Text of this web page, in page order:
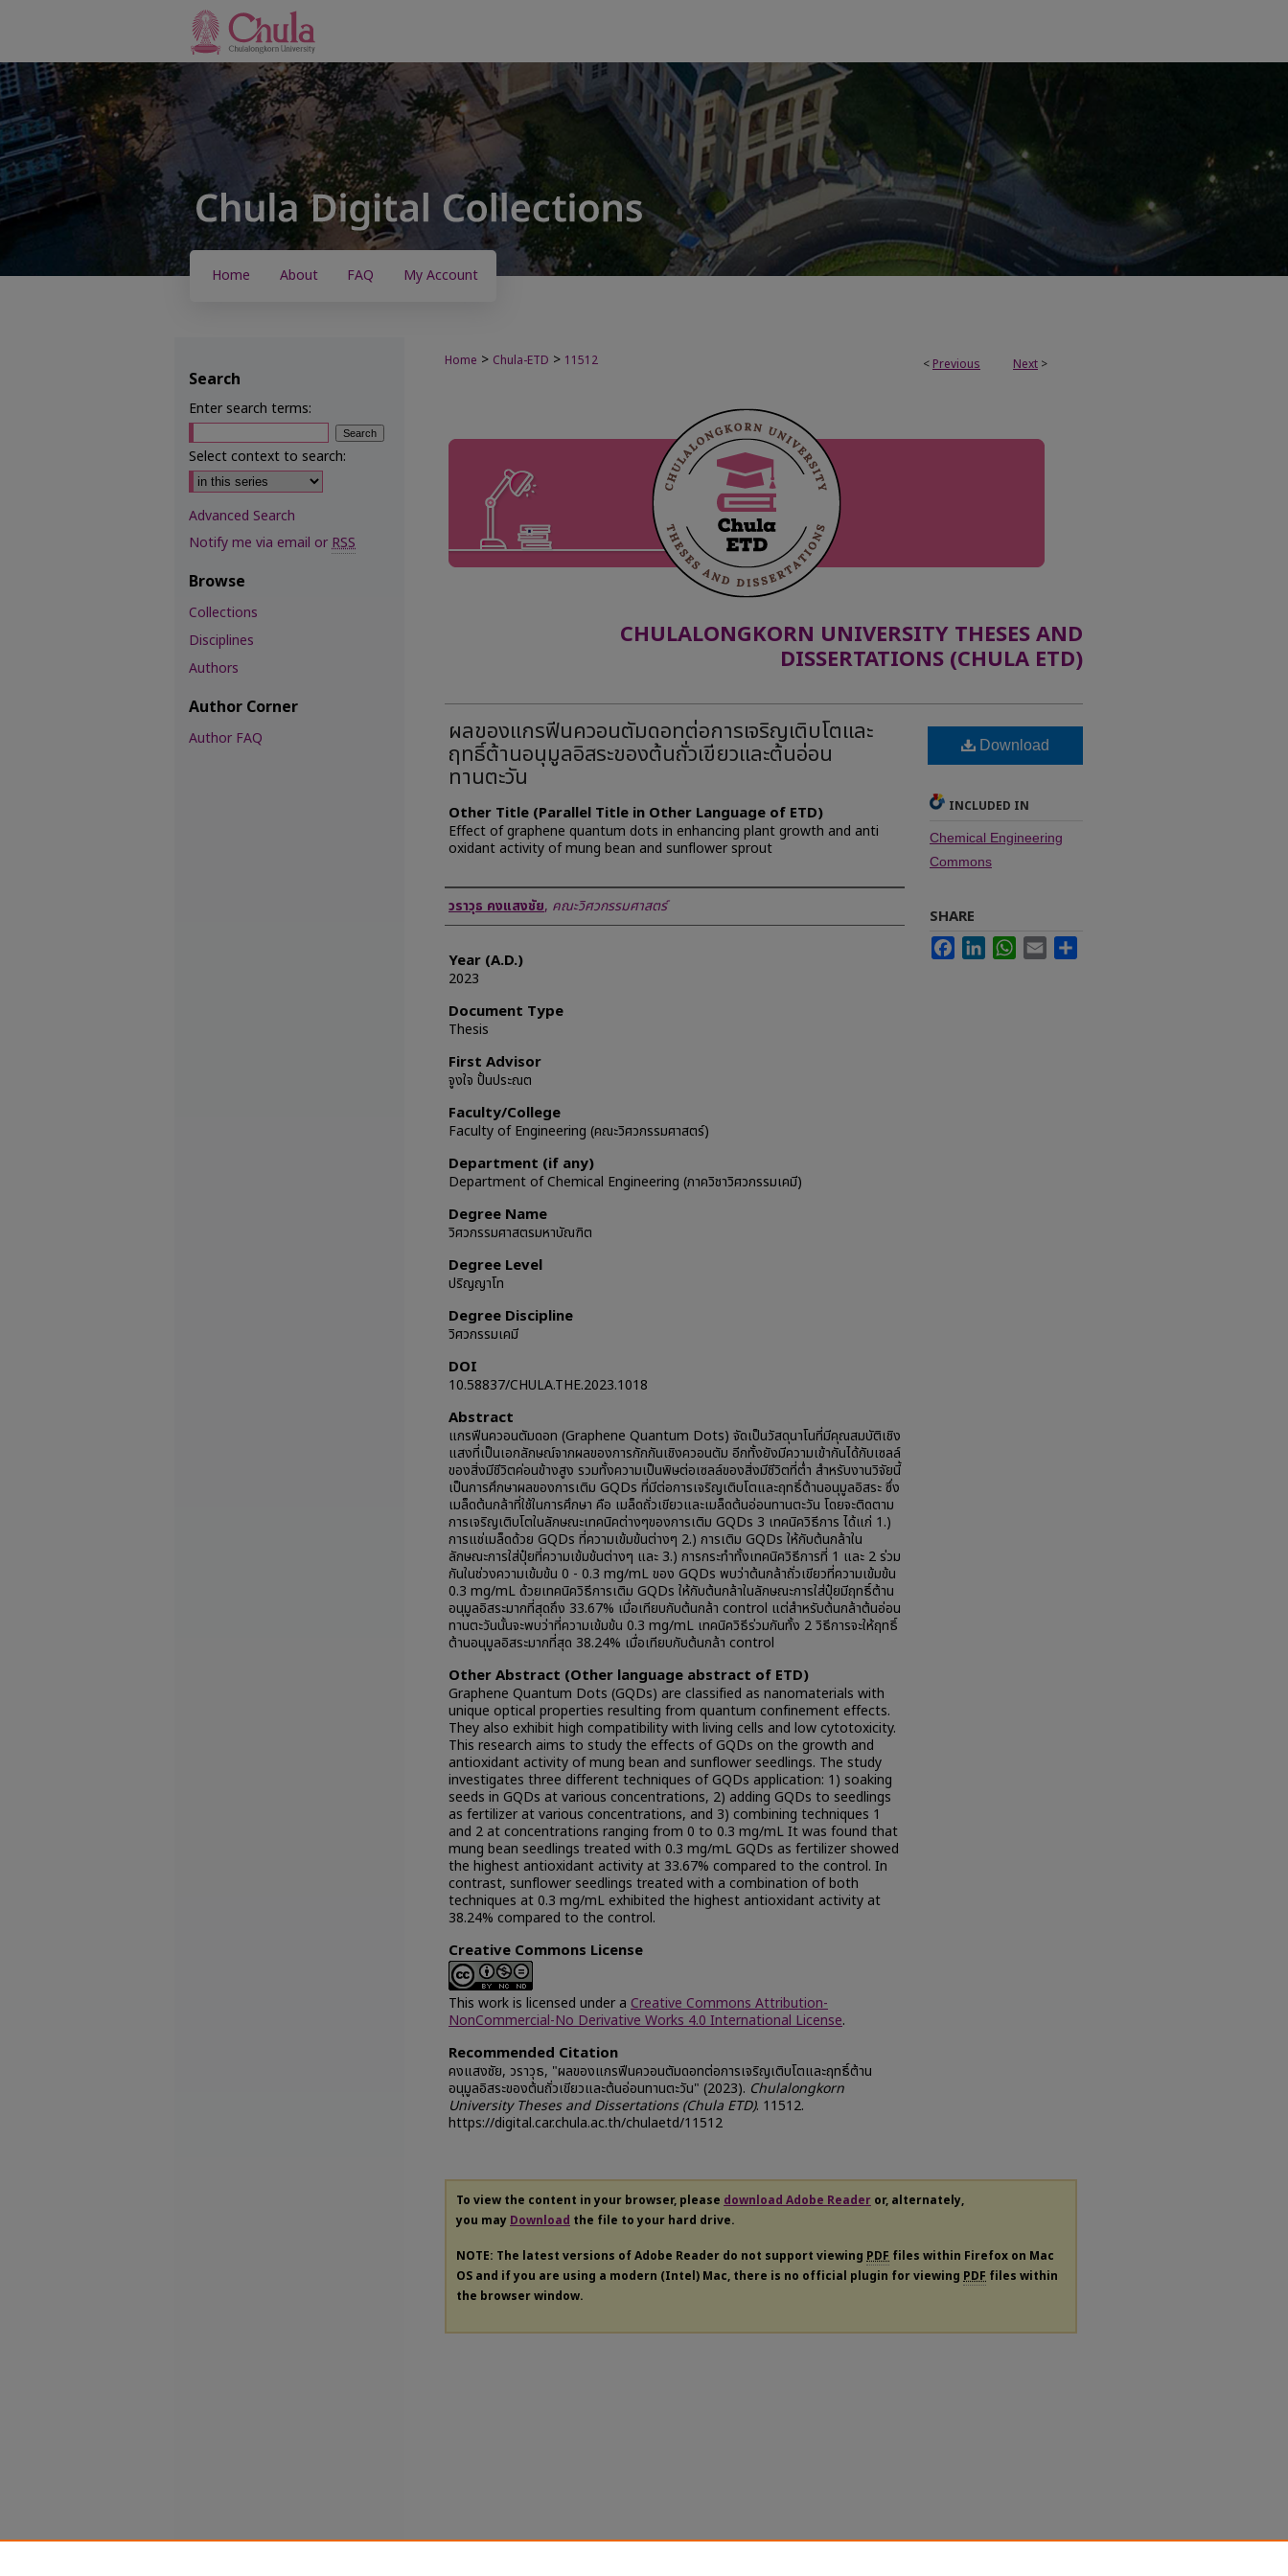
Home About FAQ My Account
< Previous Next >
Home > Chula-ETD > 11512
CHULALONGKORN UNIVERSITY THESES AND
DISSERTATIONS (CHULA ETD)
ผลของแกรฟีนควอนตัมดอทต่อการเจริญเติบโตและ
ฤทธิ์ต้านอนุมูลอิสระของต้นถั่วเขียวและต้นอ่อน
ทานตะวัน
Other Title (Parallel Title in Other Language of ETD)
Effect of graphene quantum dots in enhancing plant growth and anti
oxidant activity of mung bean and sunflower sprout
Author
วราวุธ คงแสงชัย, คณะวิศวกรรมศาสตร์
Year (A.D.)
2023
Document Type
Thesis
First Advisor
จูงใจ ปั้นประณต
Faculty/College
Faculty of Engineering (คณะวิศวกรรมศาสตร์)
Department (if any)
Department of Chemical Engineering (ภาควิชาวิศวกรรมเคมี)
Degree Name
วิศวกรรมศาสตรมหาบัณฑิต
Degree Level
ปริญญาโท
Degree Discipline
วิศวกรรมเคมี
DOI
10.58837/CHULA.THE.2023.1018
Abstract
แกรฟีนควอนตัมดอท (Graphene Quantum Dots) จัดเป็นวัสดุนาโนที่มีคุณสมบัติเชิง
แสงที่เป็นเอกลักษณ์จากผลของการกักกันเชิงควอนตัม อีกทั้งยังมีความเข้ากันได้กับเซลล์
ของสิ่งมีชีวิตค่อนข้างสูง รวมทั้งความเป็นพิษต่อเซลล์ของสิ่งมีชีวิตที่ต่ำ สำหรับงานวิจัยนี้
เป็นการศึกษาผลของการเติม GQDs ที่มีต่อการเจริญเติบโตและฤทธิ์ต้านอนุมูลอิสระ ซึ่ง
เมล็ดต้นกล้าที่ใช้ในการศึกษา คือ เมล็ดถั่วเขียวและเมล็ดต้นอ่อนทานตะวัน โดยจะติดตาม
การเจริญเติบโตในลักษณะเทคนิคต่างๆของการเติม GQDs 3 เทคนิควิธีการ ได้แก่ 1.)
การแช่เมล็ดด้วย GQDs ที่ความเข้มข้นต่างๆ 2.) การเติม GQDs ให้กับต้นกล้าใน
ลักษณะการใส่ปุ๋ยที่ความเข้มข้นต่างๆ และ 3.) การกระทำทั้งเทคนิควิธีการที่ 1 และ 2 ร่วม
กันในช่วงความเข้มข้น 0 - 0.3 mg/mL ของ GQDs พบว่าต้นกล้าถั่วเขียวที่ความเข้มข้น
0.3 mg/mL ด้วยเทคนิควิธีการเติม GQDs ให้กับต้นกล้าในลักษณะการใส่ปุ๋ยมีฤทธิ์ต้าน
อนุมูลอิสระมากที่สุดถึง 33.67% เมื่อเทียบกับต้นกล้า control แต่สำหรับต้นกล้าต้นอ่อน
ทานตะวันนั้นจะพบว่าที่ความเข้มข้น 0.3 mg/mL เทคนิควิธีร่วมกันทั้ง 2 วิธีการจะให้ฤทธิ์
ต้านอนุมูลอิสระมากที่สุด 38.24% เมื่อเทียบกับต้นกล้า control
Other Abstract (Other language abstract of ETD)
Graphene Quantum Dots (GQDs) are classified as nanomaterials with
unique optical properties resulting from quantum confinement effects.
They also exhibit high compatibility with living cells and low cytotoxicity.
This research aims to study the effects of GQDs on the growth and
antioxidant activity of mung bean and sunflower seedlings. The study
investigates three different techniques of GQDs application: 1) soaking
seeds in GQDs at various concentrations, 2) adding GQDs to seedlings
as fertilizer at various concentrations, and 3) combining techniques 1
and 2 at concentrations ranging from 0 to 0.3 mg/mL It was found that
mung bean seedlings treated with 0.3 mg/mL GQDs as fertilizer showed
the highest antioxidant activity at 33.67% compared to the control. In
contrast, sunflower seedlings treated with a combination of both
techniques at 0.3 mg/mL exhibited the highest antioxidant activity at
38.24% compared to the control.
Creative Commons License
This work is licensed under a Creative Commons Attribution-
NonCommercial-No Derivative Works 4.0 International License.
Recommended Citation
คงแสงชัย, วราวุธ, "ผลของแกรฟีนควอนตัมดอทต่อการเจริญเติบโตและฤทธิ์ต้าน
อนุมูลอิสระของต้นถั่วเขียวและต้นอ่อนทานตะวัน" (2023). Chulalongkorn
University Theses and Dissertations (Chula ETD). 11512.
https://digital.car.chula.ac.th/chulaetd/11512
Download
INCLUDED IN
Chemical Engineering
Commons
SHARE
FacebookLinkedInWhatsApp
Email
To view the content in your browser, please download Adobe Reader or, alternately,
you may Download the file to your hard drive.
NOTE: The latest versions of Adobe Reader do not support viewing PDF files within Firefox on Mac
OS and if you are using a modern (Intel) Mac, there is no official plugin for viewing PDF files within
the browser window.
Search
Enter search terms:
Select context to search:
Advanced Search
Notify me via email orRSS
Browse
Collections
Disciplines
Authors
Author Corner
Author FAQ